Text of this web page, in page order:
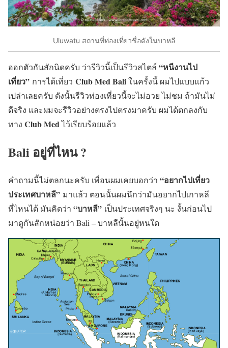
Uluwatu สถานที่ท่องเที่ยวชื่อดังในบาหลี
ออกตัวกันสักนิดครับ ว่ารีวิวนี้เป็นรีวิวสไตล์ “หนีงานไป
เที่ยว” การได้เที่ยว Club Med Baliในครั้งนี้ ผมไปแบบแก้ว
เปล่าเลยครับ ดังนั้นรีวิวท่องเที่ยวนี้จะไม่อวย ไม่ชม ถ้ามันไม่
ดีจริง และผมจะรีวิวอย่างตรงไปตรงมาครับ ผมได้ตกลงกับ
ทาง Club Medไว้เรียบร้อยแล้ว
Bali อยู่ที่ไหน ?
คำถามนี้ไม่ตลกนะครับ เพื่อนผมเคยบอกว่า “อยากไปเที่ยว
ประเทศบาหลี” มาแล้ว ตอนนั้นผมนึกว่ามันอยากไปเกาหลี
ที่ไหนได้ มันคิดว่า “บาหลี” เป็นประเทศจริงๆ นะ งั้นก่อนไป
มาดูกันสักหน่อยว่า Bali – บาหลีนั้นอยู่หนใด